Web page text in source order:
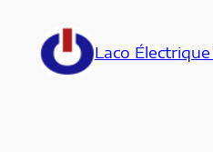
contenu
Laco Électrique